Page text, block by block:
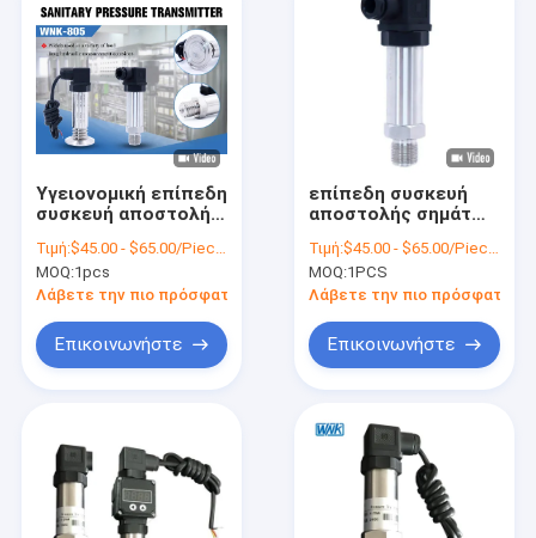
Προϊόντα
Σχετικά με εμάς
Υγειονομική επίπεδη
συσκευή αποστολής
διαφραγμάτων
υδραυλική για το
γάλα τροφίμων
Τιμή:$45.00 - $65.00/Pieces
MOQ:1pcs
Λάβετε την πιο πρόσφατη τιμή
Επικοινωνήστε
επίπεδη συσκευή
αποστολής σημάτων
διαφραγμάτων
παραγωγής 4-20mA
1-5V IP65
Τιμή:$45.00 - $65.00/Pieces
MOQ:1PCS
Λάβετε την πιο πρόσφατη
Επικοινωνήστε